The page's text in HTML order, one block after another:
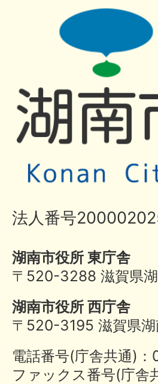
法人番号
湖南市役所 東庁舎
〒520-3288 滋賀県
湖南市役所 西庁舎
〒520-3195 滋賀県湖
電話番号(庁舎共通)
ファックス番号(庁